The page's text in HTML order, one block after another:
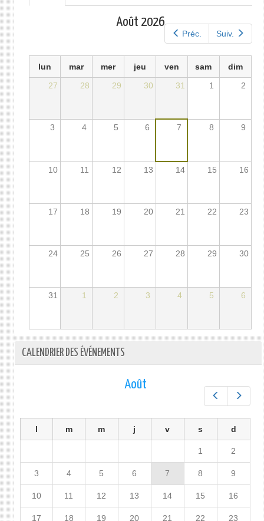
principaux
actif)
Préc. Suiv.
Août 2026
lun mar mer jeu ven sam
dim
27
28 29 30 31 1 2
3 4 5 6 7 8 9
10 11 12 13 14 15 16
17 18 19 20 21 22 23
24 25 26 27 28 29 30
31 1 2 3 4 5 6
CALENDRIER DES ÉVÉNEMENTS
Préc.
Août
l m m j v s d
1 2
3 4 5 6 7 8 9
10 11 12 13 14 15 16
17 18 19 20 21 22 23